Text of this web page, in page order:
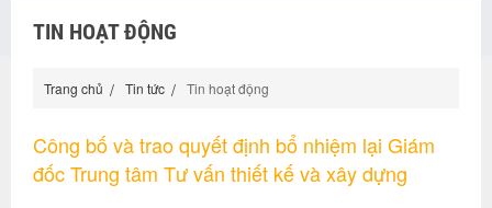
TIN HOẠT ĐỘNG
Trang chủ Tin tức Tin hoạt động
Công bố và trao quyết định bổ nhiệm lại Giám
đốc Trung tâm Tư vấn thiết kế và xây dựng